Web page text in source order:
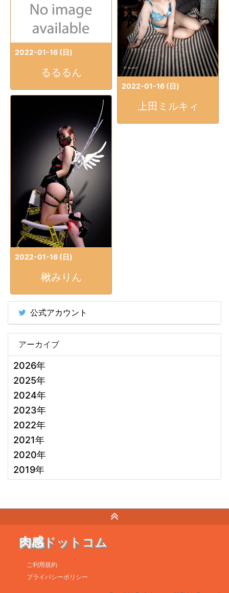
2022-01-16 (日)
るるるん
2022-01-16 (日)
上田ミルキィ
2022-01-16 (日)
楸みりん
公式アカウント
アーカイブ
2026年
2025年
2024年
2023年
2022年
2021年
2020年
2019年
肉感ドットコム
ご利用規約
プライバシーポリシー